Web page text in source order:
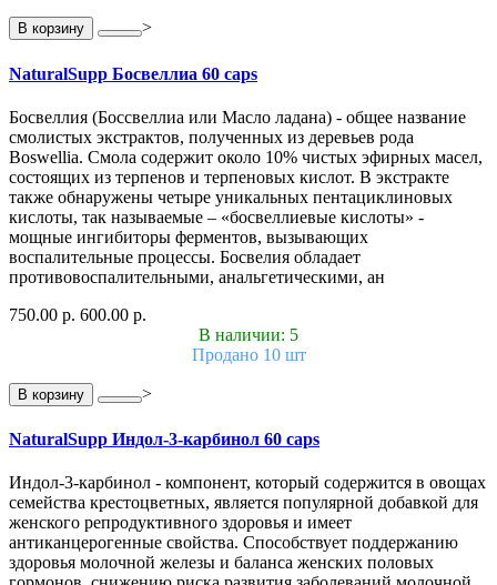
В корзину >
NaturalSupp Босвеллиа 60 caps
Босвеллия (Боссвеллиа или Масло ладана) - общее название
смолистых экстрактов, полученных из деревьев рода
Boswelliа. Смола содержит около 10% чистых эфирных масел,
состоящих из терпенов и терпеновых кислот. В экстракте
также обнаружены четыре уникальных пентациклиновых
кислоты, так называемые – «босвеллиевые кислоты» -
мощные ингибиторы ферментов, вызывающих
воспалительные процессы. Босвелия обладает
противовоспалительными, анальгетическими, ан
750.00 р. 600.00 р.
В наличии: 5
Продано 10 шт
В корзину >
NaturalSupp Индол-3-карбинол 60 caps
Индол-3-карбинол - компонент, который содержится в овощах
семейства крестоцветных, является популярной добавкой для
женского репродуктивного здоровья и имеет
антиканцерогенные свойства. Способствует поддержанию
здоровья молочной железы и баланса женских половых